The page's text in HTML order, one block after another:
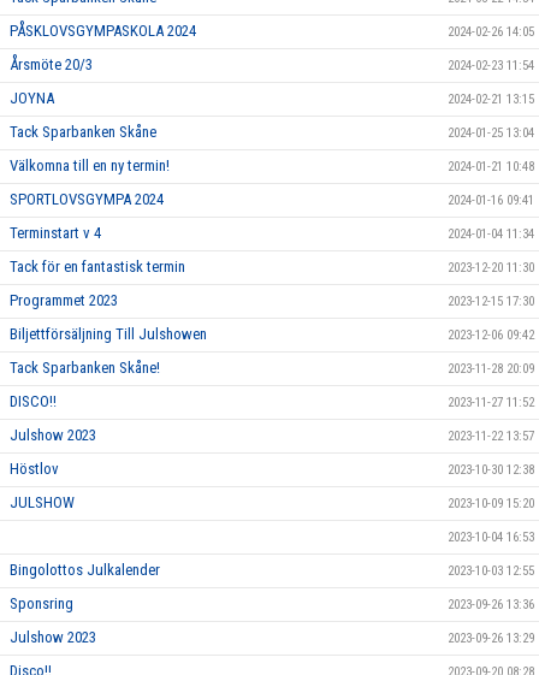
PÅSKLOVSGYMPASKOLA 2024 2024-02-26 14:05
Årsmöte 20/3 2024-02-23 11:54
JOYNA 2024-02-21 13:15
Tack Sparbanken Skåne 2024-01-25 13:04
Välkomna till en ny termin! 2024-01-21 10:48
SPORTLOVSGYMPA 2024 2024-01-16 09:41
Terminstart v 4 2024-01-04 11:34
Tack för en fantastisk termin 2023-12-20 11:30
Programmet 2023 2023-12-15 17:30
Biljettförsäljning Till Julshowen 2023-12-06 09:42
Tack Sparbanken Skåne! 2023-11-28 20:09
DISCO!! 2023-11-27 11:52
Julshow 2023 2023-11-22 13:57
Höstlov 2023-10-30 12:38
JULSHOW 2023-10-09 15:20
2023-10-04 16:53
Bingolottos Julkalender 2023-10-03 12:55
Sponsring 2023-09-26 13:36
Julshow 2023 2023-09-26 13:29
Disco!!